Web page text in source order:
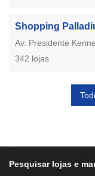
Shopping
Av. Presidente
342 lojas
Pesquisar lojas e